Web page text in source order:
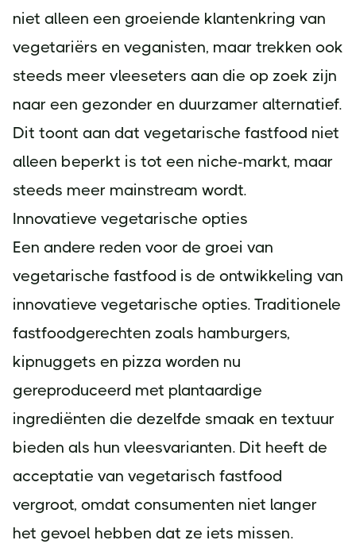
niet alleen een groeiende klantenkring van
vegetariërs en veganisten, maar trekken ook
steeds meer vleeseters aan die op zoek zijn
naar een gezonder en duurzamer alternatief.
Dit toont aan dat vegetarische fastfood niet
alleen beperkt is tot een niche-markt, maar
steeds meer mainstream wordt.
Innovatieve vegetarische opties
Een andere reden voor de groei van
vegetarische fastfood is de ontwikkeling van
innovatieve vegetarische opties. Traditionele
fastfoodgerechten zoals hamburgers,
kipnuggets en pizza worden nu
gereproduceerd met plantaardige
ingrediënten die dezelfde smaak en textuur
bieden als hun vleesvarianten. Dit heeft de
acceptatie van vegetarisch fastfood
vergroot, omdat consumenten niet langer
het gevoel hebben dat ze iets missen.